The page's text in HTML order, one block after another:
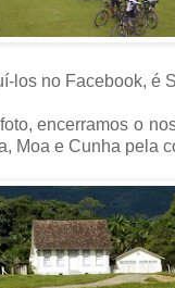
los no Facebook, é
encerramos o
Moa e Cunha pela